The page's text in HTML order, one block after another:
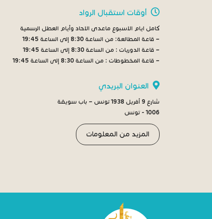
أوقات استقبال الرواد
كامل ايام الاسبوع ماعدى الاحاد وأيام العطل الرسمية
– قاعة المطالعة: من الساعة 8:30 إلى الساعة 19:45
– قاعة الدوريات : من الساعة 8:30 إلى الساعة 19:45
– قاعة المخطوطات : من الساعة 8:30 إلى الساعة 19:45
العنوان البريدي
شارع 9 أفريل 1938 تونس – باب سويقة
1006 - تونس
المزيد من المعلومات